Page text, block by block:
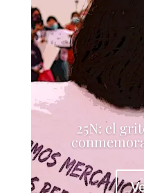
25N: el